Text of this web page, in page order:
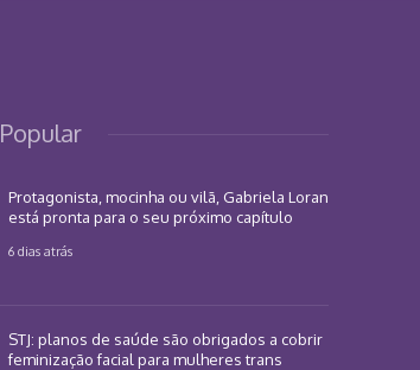
Popular
Protagonista, mocinha ou vilã, Gabriela Loran
está pronta para o seu próximo capítulo
6 dias atrás
STJ: planos de saúde são obrigados a cobrir
feminização facial para mulheres trans